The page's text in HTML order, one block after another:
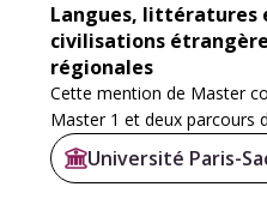
Langues, littératures
civilisations
régionales
Cette mention de Master
Master 1 et deux parcours
anglophones et Formation
du supérieur (FESup)
Université Paris-